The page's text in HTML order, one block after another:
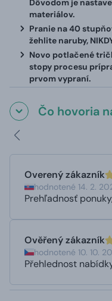
materiálov.
Pranie na 40
žehlite naruby,
Novo potlačené
stopy procesu
prvom vypraní.
Čo hovoria
Overený zákazník
hodnotené 14. 2.
Prehľadnosť
Ověřený zákazník
hodnotené 10. 10.
Přehlednost